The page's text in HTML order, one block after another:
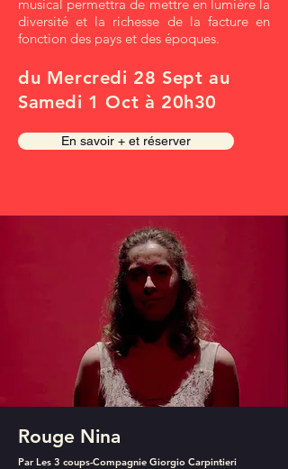
musical permettra de mettre en lumière la
diversité et la richesse de la facture en
fonction des pays et des époques.
du Mercredi 28 Sept au
Samedi 1 Oct à 20h30
En savoir + et réserver
Rouge Nina
Par Les 3 coups-Compagnie Giorgio Carpintieri